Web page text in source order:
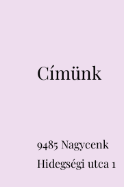
Címünk
9485 Nagycenk
Hidegségi utca 1